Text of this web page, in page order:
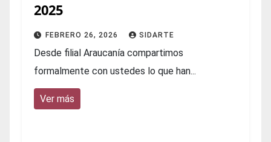
2025
FEBRERO 26, 2026 SIDARTE
Desde filial Araucanía compartimos
formalmente con ustedes lo que han...
Ver más